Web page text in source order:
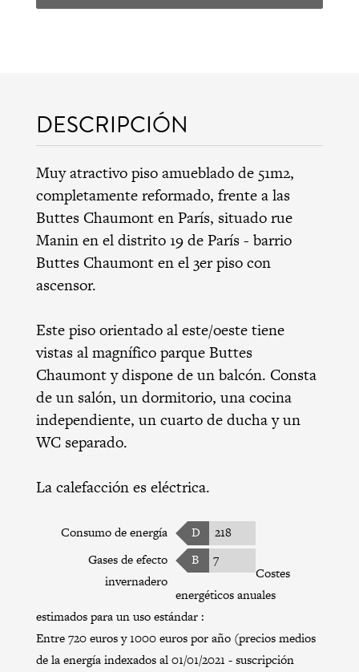
DESCRIPCIÓN
Muy atractivo piso amueblado de 51m2,
completamente reformado, frente a las
Buttes Chaumont en París, situado rue
Manin en el distrito 19 de París - barrio
Buttes Chaumont en el 3er piso con
ascensor.
Este piso orientado al este/oeste tiene
vistas al magnífico parque Buttes
Chaumont y dispone de un balcón. Consta
de un salón, un dormitorio, una cocina
independiente, un cuarto de ducha y un
WC separado.
La calefacción es eléctrica.
Consumo de energía D
218
Gases de efecto
invernadero
B
7
Costes
energéticos anuales
estimados para un uso estándar :
Entre 720 euros y 1000 euros por año (precios medios
de la energía indexados al 01/01/2021 - suscripción